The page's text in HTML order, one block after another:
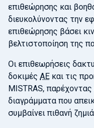
επιθεώρησης και
διευκολύνοντας την
επιθεώρησης βάσει
βελτιστοποίηση της
Οι επιθεωρήσεις
δοκιμές AE και τις
MISTRAS,
διαγράμματα που
συμβαίνει πιθανή